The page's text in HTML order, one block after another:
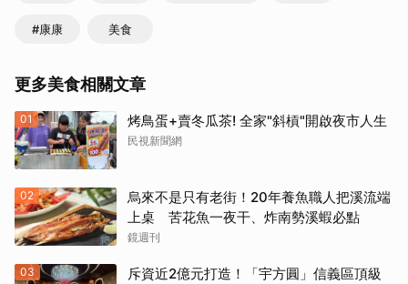
#康康 美食
更多美食相關文章
01 烤鳥蛋+賣冬瓜茶! 全家"斜槓"開啟夜市人生
民視新聞網
02
烏來不是只有老街！20年養魚職人把溪流端
上桌 苦花魚一夜干、炸南勢溪蝦必點
鏡週刊
03
斥資近2億元打造！「宇方圓」信義區頂級
取消